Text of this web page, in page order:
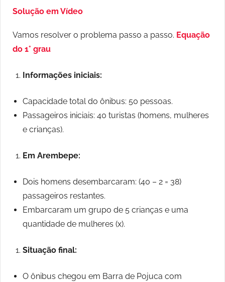
Solução em Vídeo
Vamos resolver o problema passo a passo. Equação
do 1° grau
Informações iniciais:
Capacidade total do ônibus: 50 pessoas.
Passageiros iniciais: 40 turistas (homens, mulheres
e crianças).
Em Arembepe:
Dois homens desembarcaram: (40 – 2 = 38)
passageiros restantes.
Embarcaram um grupo de 5 crianças e uma
quantidade de mulheres (x).
Situação final:
O ônibus chegou em Barra de Pojuca com